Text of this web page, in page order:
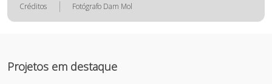
Créditos Fotógrafo Dam Mol
Projetos em destaque